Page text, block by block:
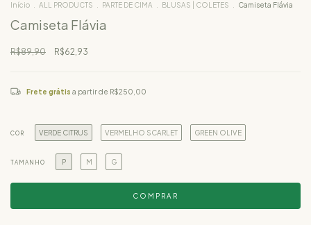
Início ALL PRODUCTS PARTE DE CIMA BLUSAS | COLETES Camiseta Flávia
Camiseta Flávia
R$89,90 R$62,93
Frete grátis a partir de R$250,00
COR VERDE CITRUS VERMELHO SCARLET GREEN OLIVE
TAMANHO P M G